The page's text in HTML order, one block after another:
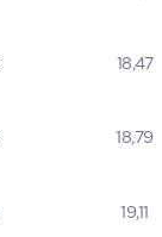
18,47
18,79
19,11